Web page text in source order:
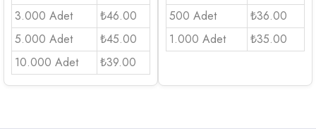
3.000 Adet
₺46.00
5.000 Adet
₺45.00
10.000 Adet
₺39.00
500 Adet
₺36.00
1.000 Adet
₺35.00